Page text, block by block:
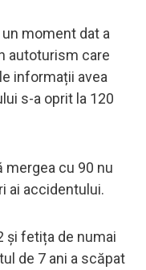
moment dat a
autoturism care
informații avea
s-a oprit la 120
mergea cu 90 nu
ai accidentului.
și fetița de numai
de 7 ani a scăpat